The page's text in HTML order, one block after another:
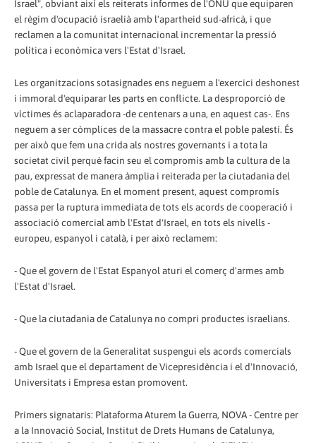
Israel", obviant així els reiterats informes de l'ONU que equiparen
el règim d'ocupació israelià amb l'apartheid sud-africà, i que
reclamen a la comunitat internacional incrementar la pressió
política i econòmica vers l'Estat d'Israel.
Les organitzacions sotasignades ens neguem a l'exercici deshonest
i immoral d'equiparar les parts en conflicte. La desproporció de
víctimes és aclaparadora -de centenars a una, en aquest cas-. Ens
neguem a ser còmplices de la massacre contra el poble palestí. És
per això que fem una crida als nostres governants i a tota la
societat civil perquè facin seu el compromís amb la cultura de la
pau, expressat de manera àmplia i reiterada per la ciutadania del
poble de Catalunya. En el moment present, aquest compromís
passa per la ruptura immediata de tots els acords de cooperació i
associació comercial amb l'Estat d'Israel, en tots els nivells -
europeu, espanyol i català, i per això reclamem:
- Que el govern de l'Estat Espanyol aturi el comerç d'armes amb
l'Estat d'Israel.
- Que la ciutadania de Catalunya no compri productes israelians.
- Que el govern de la Generalitat suspengui els acords comercials
amb Israel que el departament de Vicepresidència i el d'Innovació,
Universitats i Empresa estan promovent.
Primers signataris: Plataforma Aturem la Guerra, NOVA - Centre per
a la Innovació Social, Institut de Drets Humans de Catalunya,